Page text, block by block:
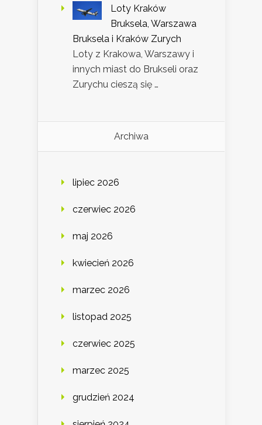
Loty Kraków
Bruksela, Warszawa
Bruksela i Kraków Zurych
Loty z Krakowa, Warszawy i
innych miast do Brukseli oraz
Zurychu cieszą się …
Archiwa
lipiec 2026
czerwiec 2026
maj 2026
kwiecień 2026
marzec 2026
listopad 2025
czerwiec 2025
marzec 2025
grudzień 2024